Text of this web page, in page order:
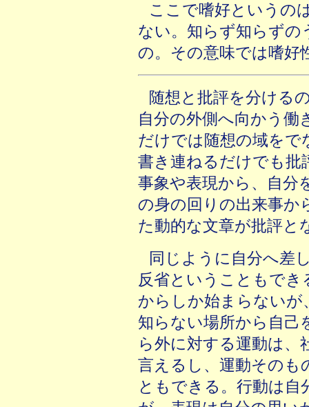
ここで嗜好というの
ない。知らず知らず
の。その意味では嗜好
随想と批評を分ける
自分の外側へ向かう働
だけでは随想の域を
書き連ねるだけでも批
事象や表現から、自分
の身の回りの出来事か
た動的な文章が批評と
同じように自分へ差
反省ということもでき
からしか始まらない
知らない場所から自己
ら外に対する運動は、
言えるし、運動そのも
ともできる。行動は